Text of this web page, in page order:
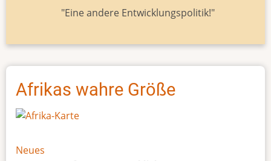
"Eine andere Entwicklungspolitik!"
Afrikas wahre Größe
Neues